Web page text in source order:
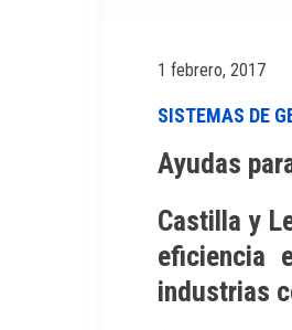
1 febrero, 2017
SISTEMAS DE
Ayudas
Castilla y
eficiencia
industrias